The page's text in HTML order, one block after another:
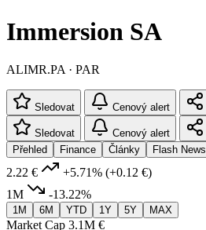
Immersion SA
ALIMR.PA · PAR
Sledovat Cenový alert
Sledovat
Cenový alert
Přehled
Finance Články Flash News
2.22 € +5.71% (+0.12 €)
1M
-13.22%
1M 6M YTD 1Y 5Y MAX
Market Cap 3.1M €